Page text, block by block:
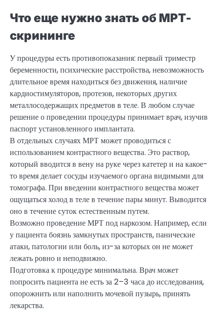
Что еще нужно знать об МРТ-
скрининге
У процедуры есть противопоказания: первый триместр
беременности, психические расстройства, невозможность
длительное время находиться без движения, наличие
кардиостимуляторов, протезов, некоторых других
металлосодержащих предметов в теле. В любом случае
решение о проведении процедуры принимает врач, изучив
паспорт установленного имплантата.
В отдельных случаях МРТ может проводиться с
использованием контрастного вещества. Это раствор,
который вводится в вену на руке через катетер и на какое-
то время делает сосуды изучаемого органа видимыми для
томографа. При введении контрастного вещества может
ощущаться холод в теле в течение пары минут. Выводится
оно в течение суток естественным путем.
Возможно проведение МРТ под наркозом. Например, если
у пациента боязнь замкнутых пространств, панические
атаки, патологии или боль, из-за которых он не может
лежать ровно и неподвижно.
Подготовка к процедуре минимальна. Врач может
попросить пациента не есть за 2–3 часа до исследования,
опорожнить или наполнить мочевой пузырь, принять
лекарства.